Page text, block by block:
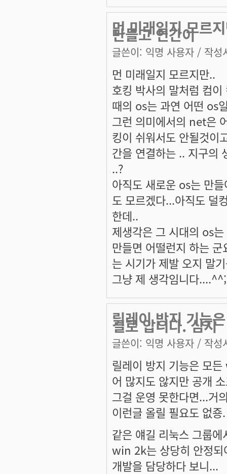
먼 미래일지 모르
만들고 인간이
글쓴이: 익명 사용자 / 작성
먼 미래일지 모르지만..
호킹 박사의 말처럼 컴
때의 os는 과연 어떤 os
그런 의미에서의 net은
킹이 쉬워서도 안될것이
간을 연결하는 .. 지구의
..?
아직도 새로운 os는 만
도 모르겠다...아직도 덜
한데..
제생각은 그 시대의 os
만들면 어떨런지 하는
는 시기가 제발 오지 말
그냥 제 생각임니다....^^;
릴레이 방지 기능
걸로 압니다. 심지
글쓴이: 익명 사용자 / 작성
릴레이 방지 기능은 모
어 많지도 않지만 공개
그걸 운영 못한다면...거
이런글 올릴 필요도 없죵.
같은 얘길 리눅스 그룹
win 2k는 상당히 안정되
개발을 담당하다 보니...